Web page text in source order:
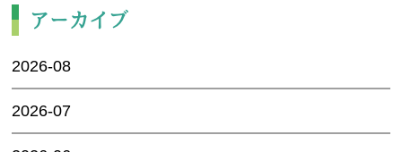
アーカイブ
2026-08
2026-07